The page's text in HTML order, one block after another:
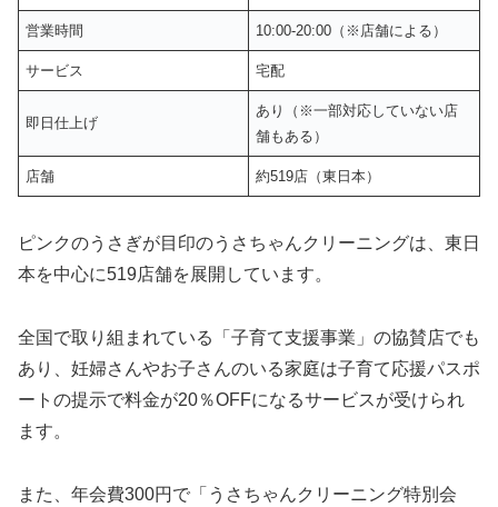
営業時間 10:00-20:00（※店舗による）
サービス 宅配
即日仕上げ
あり（※一部対応していない店
舗もある）
店舗 約519店（東日本）
ピンクのうさぎが目印のうさちゃんクリーニングは、東日
本を中心に519店舗を展開しています。
全国で取り組まれている「子育て支援事業」の協賛店でも
あり、妊婦さんやお子さんのいる家庭は子育て応援パスポ
ートの提示で料金が20％OFFになるサービスが受けられ
ます。
また、年会費300円で「うさちゃんクリーニング特別会